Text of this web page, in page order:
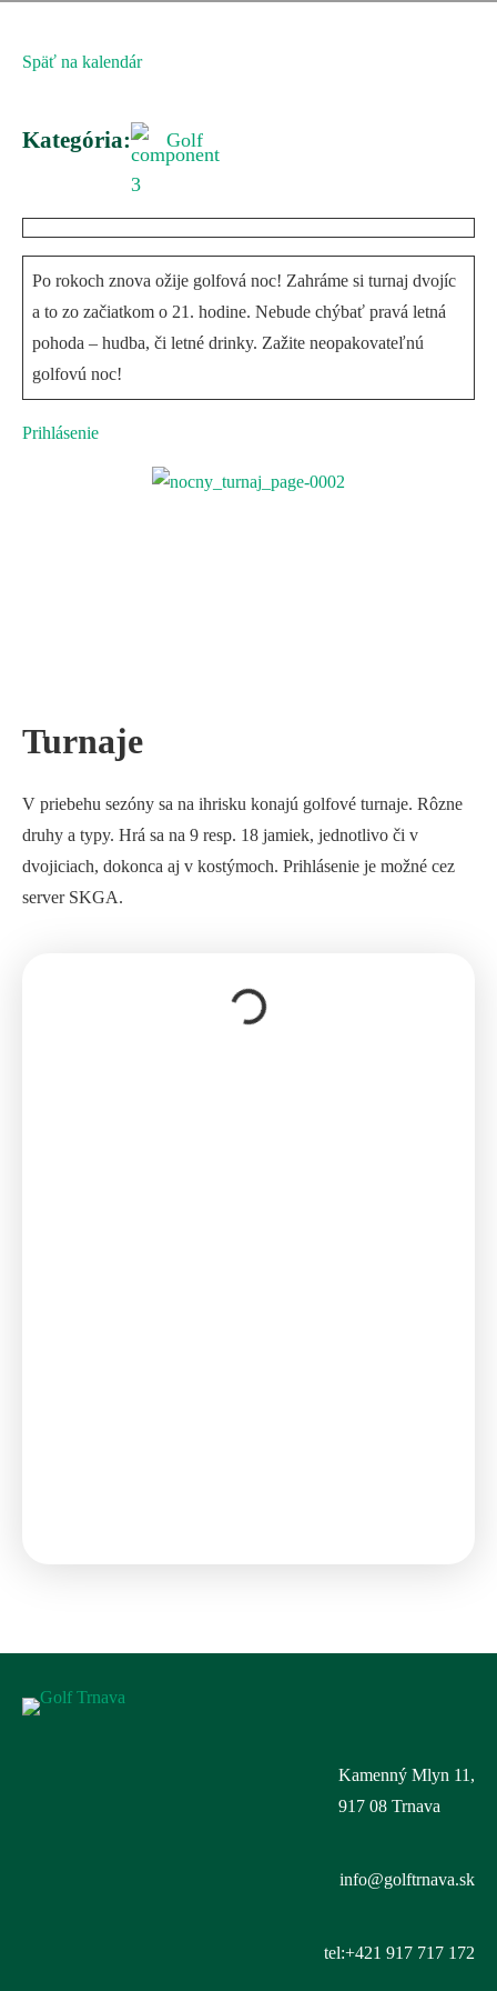
Späť na kalendár
Kategória: Golf
Po rokoch znova ožije golfová noc! Zahráme si turnaj dvojíc
a to zo začiatkom o 21. hodine. Nebude chýbať pravá letná
pohoda – hudba, či letné drinky. Zažite neopakovateľnú
golfovú noc!
Prihlásenie
Turnaje
V priebehu sezóny sa na ihrisku konajú golfové turnaje. Rôzne
druhy a typy. Hrá sa na 9 resp. 18 jamiek, jednotlivo či v
dvojiciach, dokonca aj v kostýmoch. Prihlásenie je možné cez
server SKGA.
Loading…
Kamenný Mlyn 11,
917 08 Trnava
info@golftrnava.sk
tel:+421 917 717 172